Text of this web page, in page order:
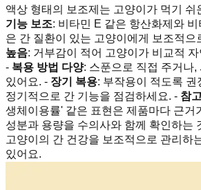
액상 형태의 보조제는 고양이가 먹기 쉬
기능 보조: 비타민 E 같은 항산화제와
은 간 질환이 있는 고양이에게 보조적으
높음: 거부감이 적어 고양이가 비교적
- 복용 방법 다양: 스푼으로 직접 주거나,
있어요. - 장기 복용: 부작용이 적도록 권
정기적으로 간 기능을 점검하세요. - 참고
생체이용률' 같은 표현은 제품마다 근거
성분과 용량을 수의사와 함께 확인하는
고양이의 간 건강을 보조적으로 관리하
있어요.